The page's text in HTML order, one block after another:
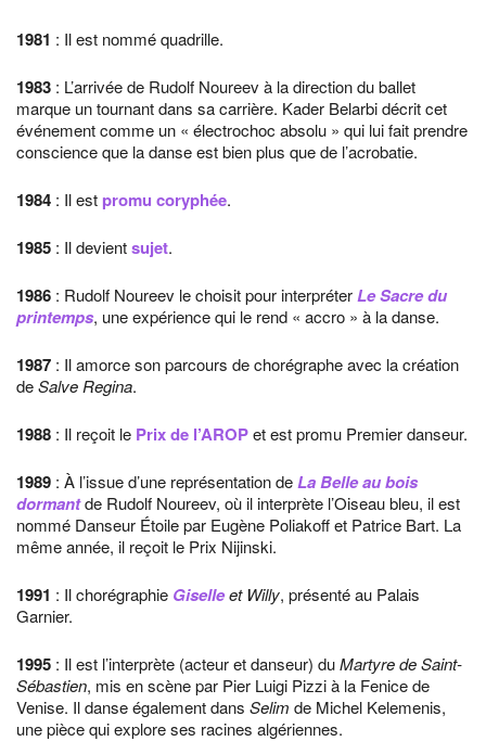
1981 : Il est nommé quadrille.
1983 : L’arrivée de Rudolf Noureev à la direction du ballet
marque un tournant dans sa carrière. Kader Belarbi décrit cet
événement comme un « électrochoc absolu » qui lui fait prendre
conscience que la danse est bien plus que de l’acrobatie.
1984 : Il est promu coryphée.
1985 : Il devientsujet.
1986 : Rudolf Noureev le choisit pour interpréterLe Sacre du
printemps, une expérience qui le rend « accro » à la danse.
1987 : Il amorce son parcours de chorégraphe avec la création
deSalve Regina.
1988 : Il reçoit le Prix de l’AROPet est promu Premier danseur.
1989 : À l’issue d’une représentation deLa Belle au bois
dormantde Rudolf Noureev, où il interprète l’Oiseau bleu, il est
nommé Danseur Étoile par Eugène Poliakoff et Patrice Bart. La
même année, il reçoit le Prix Nijinski.
1991 : Il chorégraphie Giselleet Willy, présenté au Palais
Garnier.
1995 : Il est l’interprète (acteur et danseur) duMartyre de Saint-
Sébastien, mis en scène par Pier Luigi Pizzi à la Fenice de
Venise. Il danse également dans Selim de Michel Kelemenis,
une pièce qui explore ses racines algériennes.